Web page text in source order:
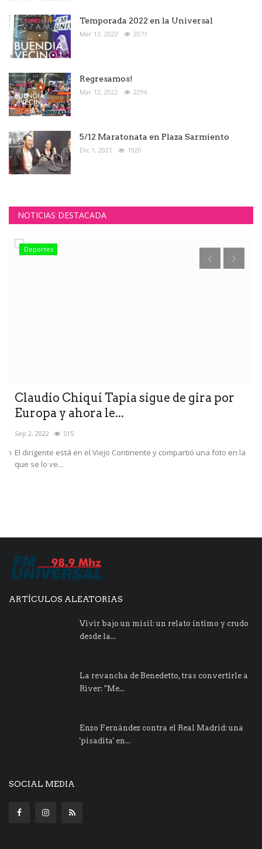
Temporada 2022 en la Universal
Mar 13, 2022 2071
Regresamos!
Mar 12, 2022 2296
5/12 Maratonata en Plaza Sarmiento
Dic 1, 2021 1920
NOTICIAS DESTACADA
Deportes
Claudio Chiqui Tapia sigue de gira por
Europa y ahora le...
Sep 2, 2022 515
El dirigente está en el Viejo Continente y compartió una foto en la
que se lo ve...
ARTÍCULOS ALEATORIAS
Vivir bajo un misil: un relato íntimo y crudo
desde la...
La revancha de Benedetto, tras convertirle a
River: "Me...
Enzo Fernández contra el Real Madrid: una
'pisadita' en...
SOCIAL MEDIA